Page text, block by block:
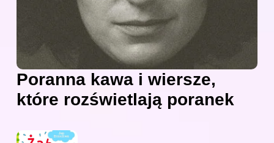
Poranna kawa i wiersze,
które rozświetlają poranek